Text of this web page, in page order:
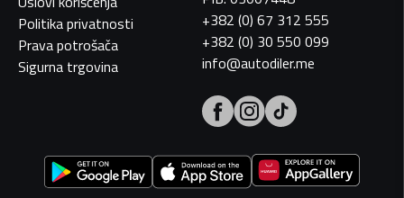
Politika privatnosti
Prava potrošača
Sigurna trgovina
+382 (0) 67 312 555
+382 (0) 30 550 099
info@autodiler.me